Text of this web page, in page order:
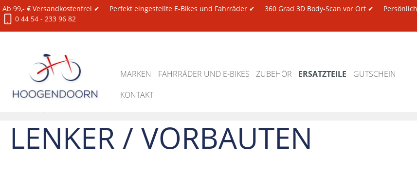
Ab 99,- € Versandkostenfrei ✔ Perfekt eingestellte E-Bikes und Fahrräder ✔ 360 Grad 3D Body-Scan vor Ort ✔
0 44 54 - 233 96 82
MARKEN FAHRRÄDER UND E-BIKES ZUBEHÖR ERSATZTEILE
GUTSCHEIN
KONTAKT
LENKER / VORBAUTEN